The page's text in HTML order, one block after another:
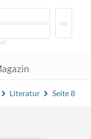
GO
Literatur Seite 8